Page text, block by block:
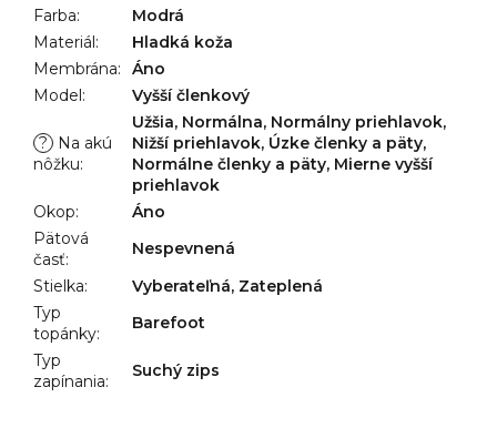
Farba:
Modrá
Materiál:
Hladká koža
Membrána:
Áno
Model: Vyšší členkový
?
Na akú
nôžku:
Užšia, Normálna, Normálny priehlavok,
Nižší priehlavok, Úzke členky a päty,
Normálne členky a päty, Mierne vyšší
priehlavok
Okop:
Áno
Pätová
časť:
Nespevnená
Stielka:
Vyberateľná, Zateplená
Typ
topánky:
Barefoot
Typ
zapínania:
Suchý zips